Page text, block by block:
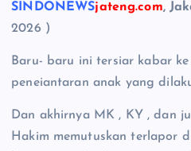
SINDONEWSjateng.com,
2026 )
Baru- baru ini tersiar kabar
peneiantaran anak yang
Dan akhirnya MK , KY , dan
Hakim memutuskan terlapor